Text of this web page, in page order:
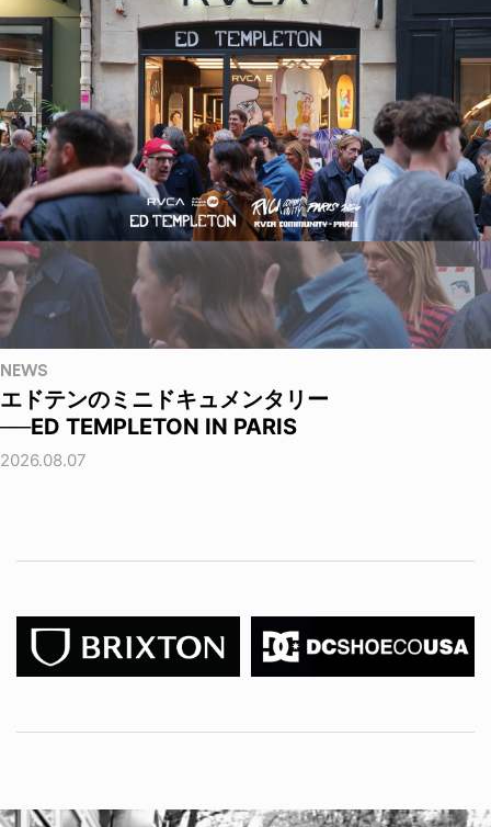
NEWS
エドテンのミニドキュメンタリー
──ED TEMPLETON IN PARIS
2026.08.07